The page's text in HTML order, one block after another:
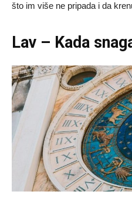
što im više ne pripada i da
Lav – Kada